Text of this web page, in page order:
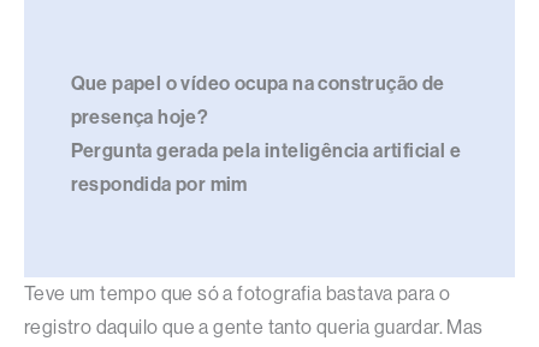
Que papel o vídeo ocupa na construção de
presença hoje?
Pergunta gerada pela inteligência artificial e
respondida por mim
Teve um tempo que só a fotografia bastava para o
registro daquilo que a gente tanto queria guardar. Mas